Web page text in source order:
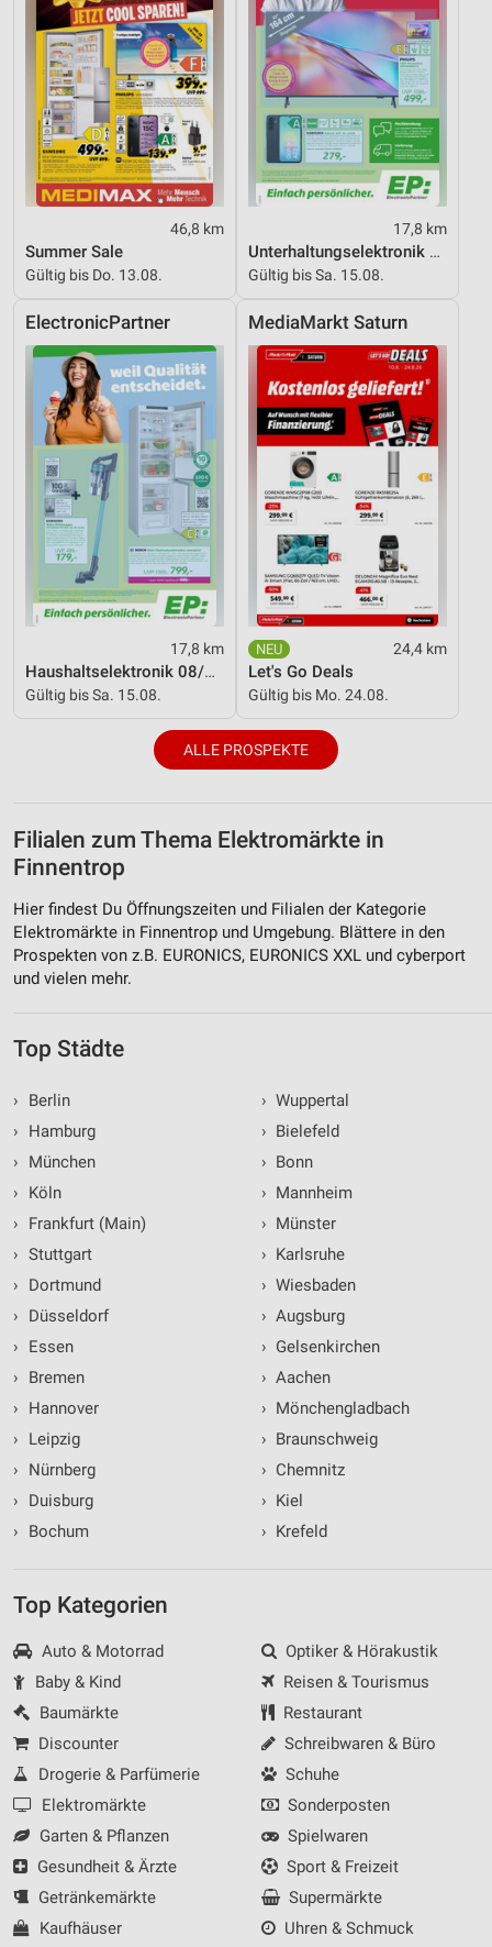
46,8 km
Summer Sale
Gültig bis Do. 13.08.
17,8 km
Unterhaltungselektronik 08/2026
Gültig bis Sa. 15.08.
ElectronicPartner
17,8 km
Haushaltselektronik 08/2026
Gültig bis Sa. 15.08.
MediaMarkt Saturn
24,4 km
Let's Go Deals
Gültig bis Mo. 24.08.
ALLE PROSPEKTE
Filialen zum Thema Elektromärkte in
Finnentrop
Hier findest Du Öffnungszeiten und Filialen der Kategorie
Elektromärkte in Finnentrop und Umgebung. Blättere in den
Prospekten von z.B. EURONICS, EURONICS XXL und cyberport
und vielen mehr.
Top Städte
›
Berlin
›
Hamburg
›
München
›
Köln
›
Frankfurt (Main)
› Stuttgart
›
Dortmund
›
Düsseldorf
›
Essen
›
Bremen
›
Hannover
›
Leipzig
›
Nürnberg
›
Duisburg
›
Bochum
› Wuppertal
› Bielefeld
› Bonn
› Mannheim
› Münster
› Karlsruhe
› Wiesbaden
› Augsburg
› Gelsenkirchen
› Aachen
› Mönchengladbach
› Braunschweig
› Chemnitz
› Kiel
› Krefeld
Top Kategorien
Auto & Motorrad
Baby & Kind
Baumärkte
Discounter
Drogerie & Parfümerie
Elektromärkte
Garten & Pflanzen
Gesundheit & Ärzte
Getränkemärkte
Kaufhäuser
Optiker & Hörakustik
Reisen & Tourismus
Restaurant
Schreibwaren & Büro
Schuhe
Sonderposten
Spielwaren
Sport & Freizeit
Supermärkte
Uhren & Schmuck
Werbung